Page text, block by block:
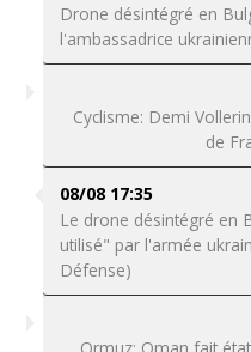
Drone désintégré en
l'ambassadrice
Cyclisme: Demi
de
08/08 17:35
Le drone désintégré en
utilisé" par l'armée
Défense)